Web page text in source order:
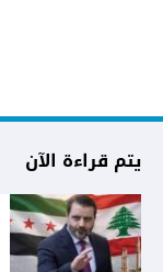
يتم قراءة الآن